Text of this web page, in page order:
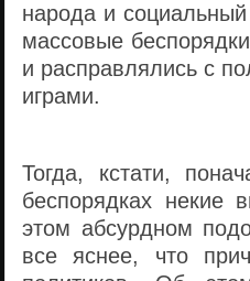
народа и
массовые
и расправлялись с
играми.
Тогда, кстати,
беспорядках
этом абсурдном
все яснее, что